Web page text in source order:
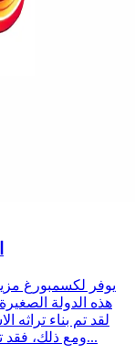
يوفر لكسمبورغ
هذه الدولة
لقد تم بناء تراثه
ومع ذلك، فقد تمكن من الحفاظ على هوية وطنية قوية وممي...